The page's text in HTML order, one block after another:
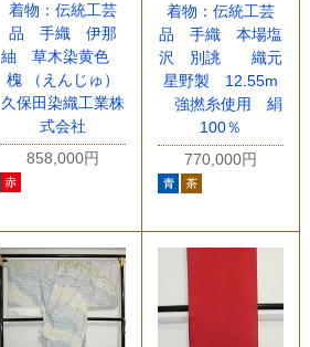
着物：伝統工芸
品 手織 伊那
紬 草木染黄色
槐 （えんじゅ）
久保田染織工業株
式会社
858,000円
着物：伝統工芸
品 手織 本場塩
沢 別誂 織元
星野製 12.55m
強撚糸使用 絹
100％
770,000円